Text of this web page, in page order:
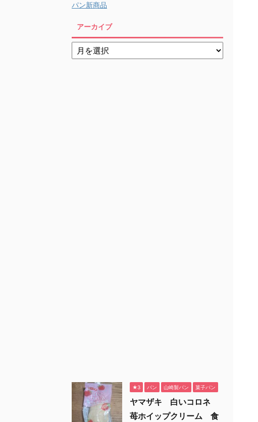
パン新商品
アーカイブ
★3 パン 山崎製パン 菓子パン
ヤマザキ 白いコロネ
苺ホイップクリーム 食